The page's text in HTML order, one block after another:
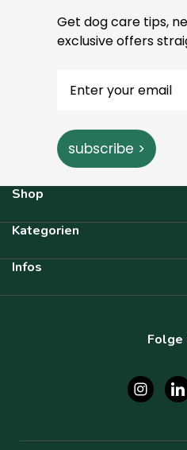
Get dog care tips,
exclusive offers
subscribe >
Shop
Kategorien
Infos
Folge